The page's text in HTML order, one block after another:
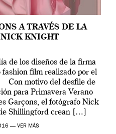
A TRAVÉS DE LA
KNIGHT
de los diseños de la firma
fashion film realizado por el
Con motivo del desfile de
para Primavera Verano
Garçons, el fotógrafo Nick
Shillingford crean […]
— VER MÁS